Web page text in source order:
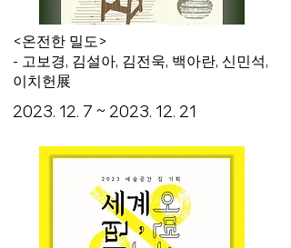
<온전한 밀도>
- 고보경, 김설아, 김전욱, 백아란, 신민석,
이치헌展
2023. 12. 7 ~ 2023. 12. 21